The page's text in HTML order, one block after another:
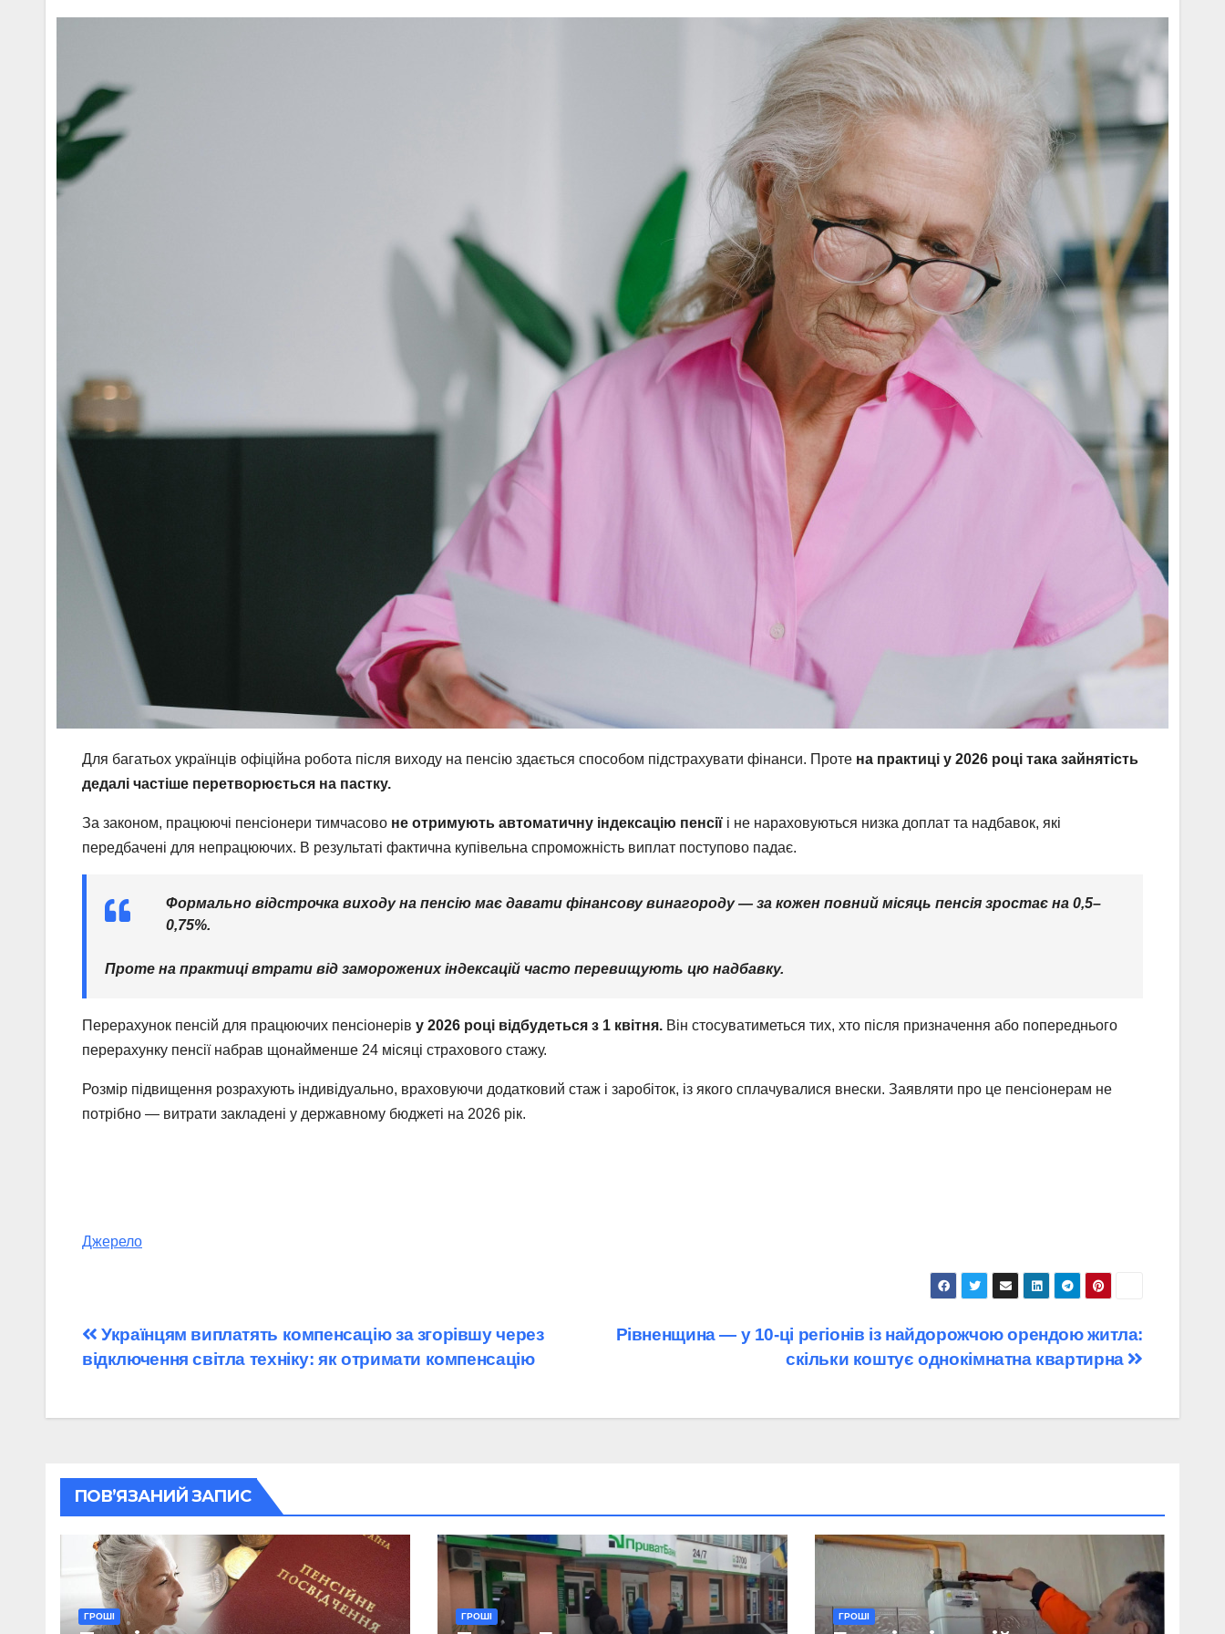
Для багатьох українців офіційна робота після виходу на пенсію здається способом підстрахувати фінанси. Проте на практиці у 2026 році така зайнятість
дедалі частіше перетворюється на пастку.
За законом, працюючі пенсіонери тимчасово не отримують автоматичну індексацію пенсії і не нараховуються низка доплат та надбавок, які
передбачені для непрацюючих. В результаті фактична купівельна спроможність виплат поступово падає.
Формально відстрочка виходу на пенсію має давати фінансову винагороду — за кожен повний місяць пенсія зростає на 0,5–
0,75%.
Проте на практиці втрати від заморожених індексацій часто перевищують цю надбавку.
Перерахунок пенсій для працюючих пенсіонерів у 2026 році відбудеться з 1 квітня. Він стосуватиметься тих, хто після призначення або попереднього
перерахунку пенсії набрав щонайменше 24 місяці страхового стажу.
Розмір підвищення розрахують індивідуально, враховуючи додатковий стаж і заробіток, із якого сплачувалися внески. Заявляти про це пенсіонерам не
потрібно — витрати закладені у державному бюджеті на 2026 рік.
Джерело
Навігація
записів
Рівненщина — у 10-ці регіонів із найдорожчою орендою житла:
скільки коштує однокімнатна квартирна
Українцям виплатять компенсацію за згорівшу через
відключення світла техніку: як отримати компенсацію
ПОВ’ЯЗАНИЙ ЗАПИС
ГРОШІ ГРОШІ ГРОШІ